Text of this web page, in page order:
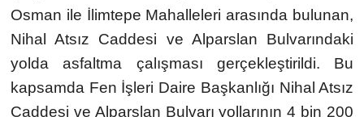
Osman ile İlimtepe Mahalleleri arasında bulunan,
Nihal Atsız Caddesi ve Alparslan Bulvarındaki
yolda asfaltma çalışması gerçekleştirildi. Bu
kapsamda Fen İşleri Daire Başkanlığı Nihal Atsız
Caddesi ve Alparslan Bulvarı yollarının 4 bin 200